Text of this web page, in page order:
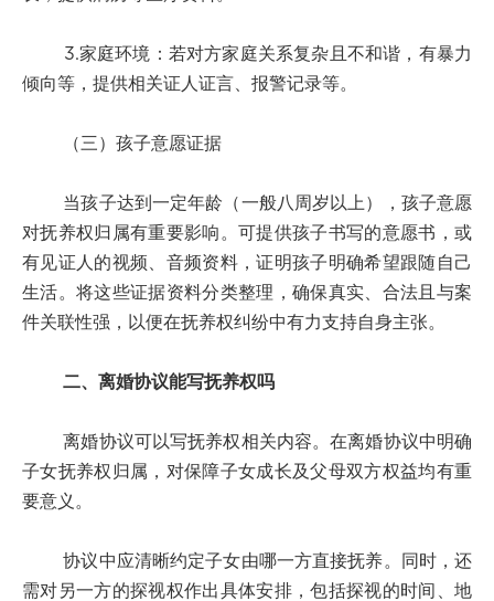
3.家庭环境：若对方家庭关系复杂且不和谐，有暴力
倾向等，提供相关证人证言、报警记录等。
（三）孩子意愿证据
当孩子达到一定年龄（一般八周岁以上），孩子意愿
对抚养权归属有重要影响。可提供孩子书写的意愿书，或
有见证人的视频、音频资料，证明孩子明确希望跟随自己
生活。将这些证据资料分类整理，确保真实、合法且与案
件关联性强，以便在抚养权纠纷中有力支持自身主张。
二、离婚协议能写抚养权吗
离婚协议可以写抚养权相关内容。在离婚协议中明确
子女抚养权归属，对保障子女成长及父母双方权益均有重
要意义。
协议中应清晰约定子女由哪一方直接抚养。同时，还
需对另一方的探视权作出具体安排，包括探视的时间、地